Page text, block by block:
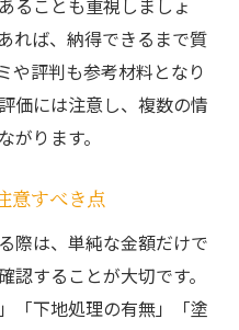
ることも重視しましょ
れば、納得できるまで質
や評判も参考材料となり
価には注意し、複数の情
ります。
意すべき点
際は、単純な金額だけで
することが大切です。
「下地処理の有無」「塗